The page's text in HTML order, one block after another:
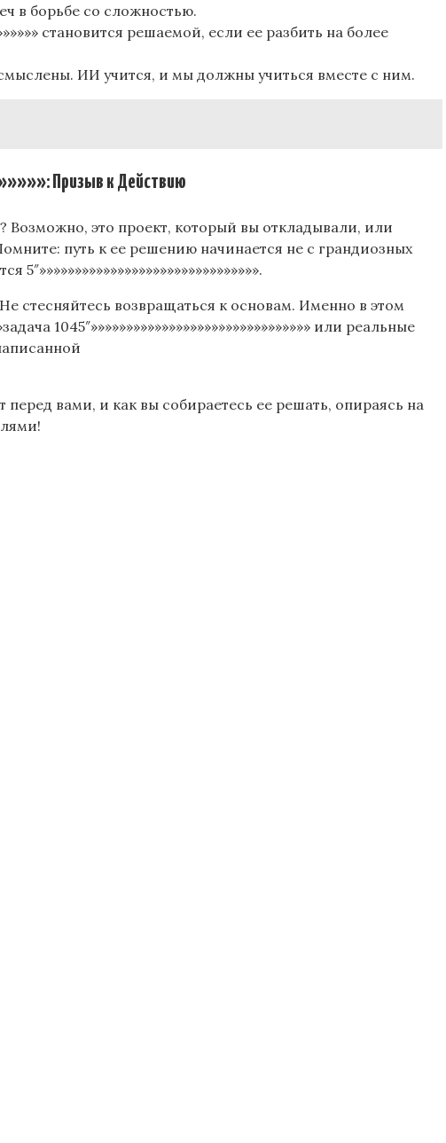
в борьбе со сложностью.
становится решаемой, если ее разбить на более
ИИ учится, и мы должны учиться вместе с ним.
Призыв к Действию
Возможно, это проект, который вы откладывали, или
путь к ее решению начинается не с грандиозных
Не стесняйтесь возвращаться к основам. Именно в этом
1045″»»»»»»»»»»»»»»»»»»»»»»»»»»»»»»» или реальные
перед вами, и как вы собираетесь ее решать, опираясь на